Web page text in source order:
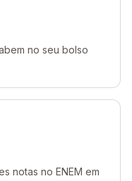
no seu bolso
notas no ENEM em